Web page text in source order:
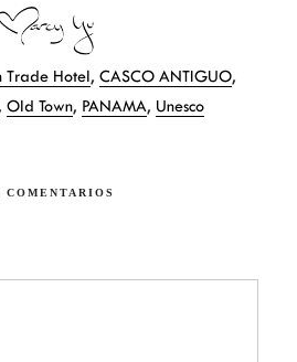
a
c
e
o
o
k
n
t
r
s
a
i
Trade Hotel, CASCO ANTIGUO,
, Old Town, PANAMA, Unesco
COMENTARIOS